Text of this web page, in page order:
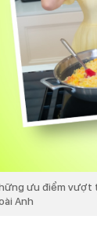
ưu điểm vượt
Anh